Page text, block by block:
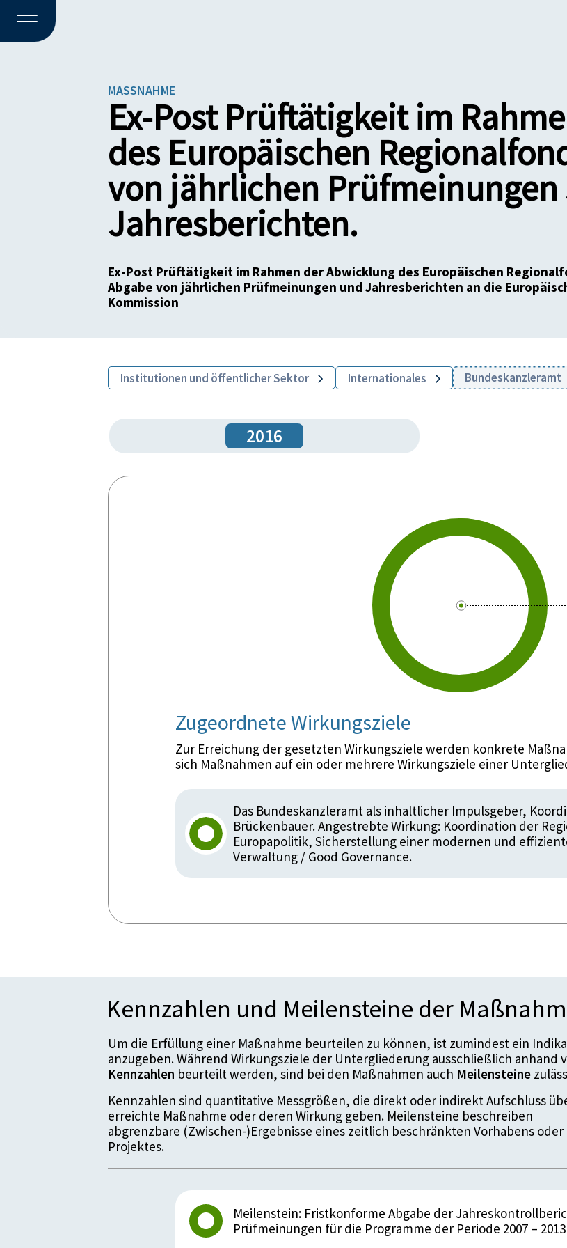
MASSNAHME
Ex-Post Prüftätigkeit im
des Europäischen
von jährlichen Prüfmeinungen
Jahresberichten.
Ex-Post Prüftätigkeit im Rahmen der Abwicklung des Europäischen
Abgabe von jährlichen Prüfmeinungen und Jahresberichten an die
Kommission
Institutionen und öffentlicher Sektor Internationales Bundeskanzleramt
2016
Zugeordnete Wirkungsziele
Zur Erreichung der gesetzten Wirkungsziele werden konkrete
sich Maßnahmen auf ein oder mehrere Wirkungsziele einer
Das Bundeskanzleramt als inhaltlicher Impulsgeber,
Brückenbauer. Angestrebte Wirkung: Koordination der
Europapolitik, Sicherstellung einer modernen und
Verwaltung / Good Governance.
Kennzahlen und Meilensteine der
Um die Erfüllung einer Maßnahme beurteilen zu können, ist zumindest ein
anzugeben. Während Wirkungsziele der Untergliederung ausschließlich anhand
Kennzahlen beurteilt werden, sind bei den Maßnahmen auch Meilensteine
Kennzahlen sind quantitative Messgrößen, die direkt oder indirekt Aufschluss
erreichte Maßnahme oder deren Wirkung geben. Meilensteine beschreiben
abgrenzbare (Zwischen-)Ergebnisse eines zeitlich beschränkten Vorhabens oder
Projektes.
Meilenstein: Fristkonforme Abgabe der
Prüfmeinungen für die Programme der Periode 2007 – 2013